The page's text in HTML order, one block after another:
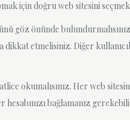
için doğru web sitesini
göz önünde
dikkat etmelisiniz. Diğer
okumalısınız. Her web
bağlamanız